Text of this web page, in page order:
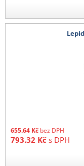
655.64 Kč bez DPH
793.32 Kč s DPH